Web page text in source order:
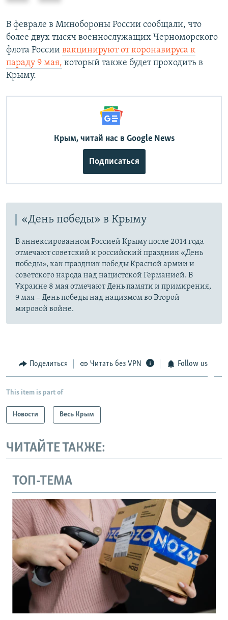
д
ы
д
у
щ
й
д
у
ю
щ
с
В феврале в Минобороны России сообщали, что
более двух тысяч военнослужащих Черноморского
флота России вакцинируют от коронавируса к
параду 9 мая, который также будет проходить в
Крыму.
Крым, читай нас в Google News
Подписаться
«День победы» в Крыму
В аннексированном Россией Крыму после 2014 года
отмечают советский и российский праздник «День
победы», как праздник победы Красной армии и
советского народа над нацистской Германией. В
Украине 8 мая отмечают День памяти и примирения,
9 мая – День победы над нацизмом во Второй
мировой войне.
Поделиться Читать без VPN Follow us
This item is part of
Новости Весь Крым
ЧИТАЙТЕ ТАКЖЕ:
ТОП-ТЕМА